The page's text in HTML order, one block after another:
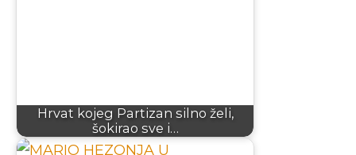
Hrvat kojeg Partizan silno želi,
šokirao sve i…